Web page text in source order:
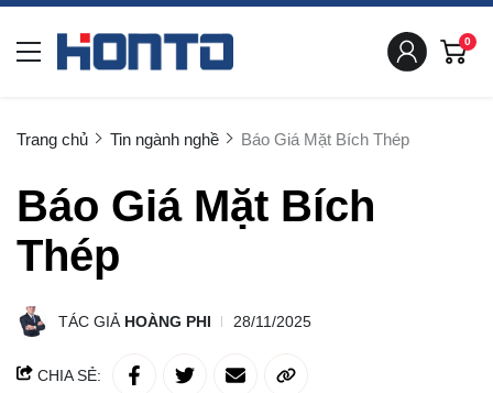
0
Trang chủ Tin ngành nghề Báo Giá Mặt Bích Thép
Báo Giá Mặt Bích
Thép
TÁC GIẢ HOÀNG PHI 28/11/2025
CHIA SẺ: